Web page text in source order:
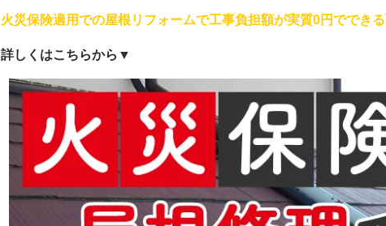
火災保険適用での屋根リフォームで工事負担額が実質0円ででき
詳しくはこちらから▼